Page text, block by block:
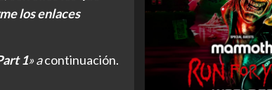
los enlaces
1» acontinuación.